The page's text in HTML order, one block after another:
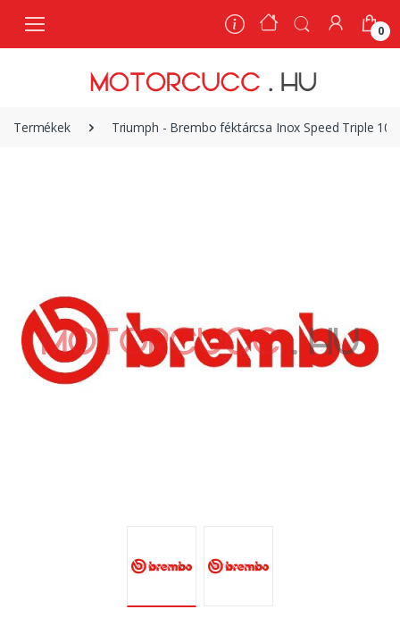
0
Termékek Triumph - Brembo féktárcsa Inox Speed Triple
0